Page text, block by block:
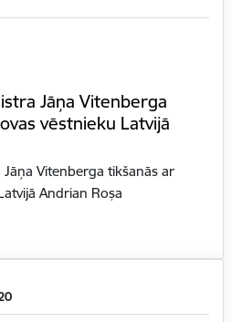
Jāņa Vitenberga
vēstnieku Latvijā
Vitenberga tikšanās ar
Andrian Roșa